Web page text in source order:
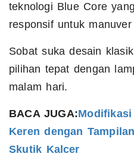
teknologi Blue Core
responsif untuk
Sobat suka desain
pilihan tepat dengan
malam hari.
BACA JUGA:Modifikasi
Keren dengan
Skutik Kalcer